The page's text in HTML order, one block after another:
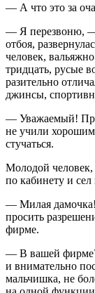
— А что это за
— Я перезвоню, —
отбоя,
человек,
тридцать, русые
разительно
джинсы,
— Уважаемый!
не учили
стучаться.
Молодой человек,
по кабинету и сел
— Милая дамочка!
просить
фирме.
— В вашей
и внимательно
мальчишка, не